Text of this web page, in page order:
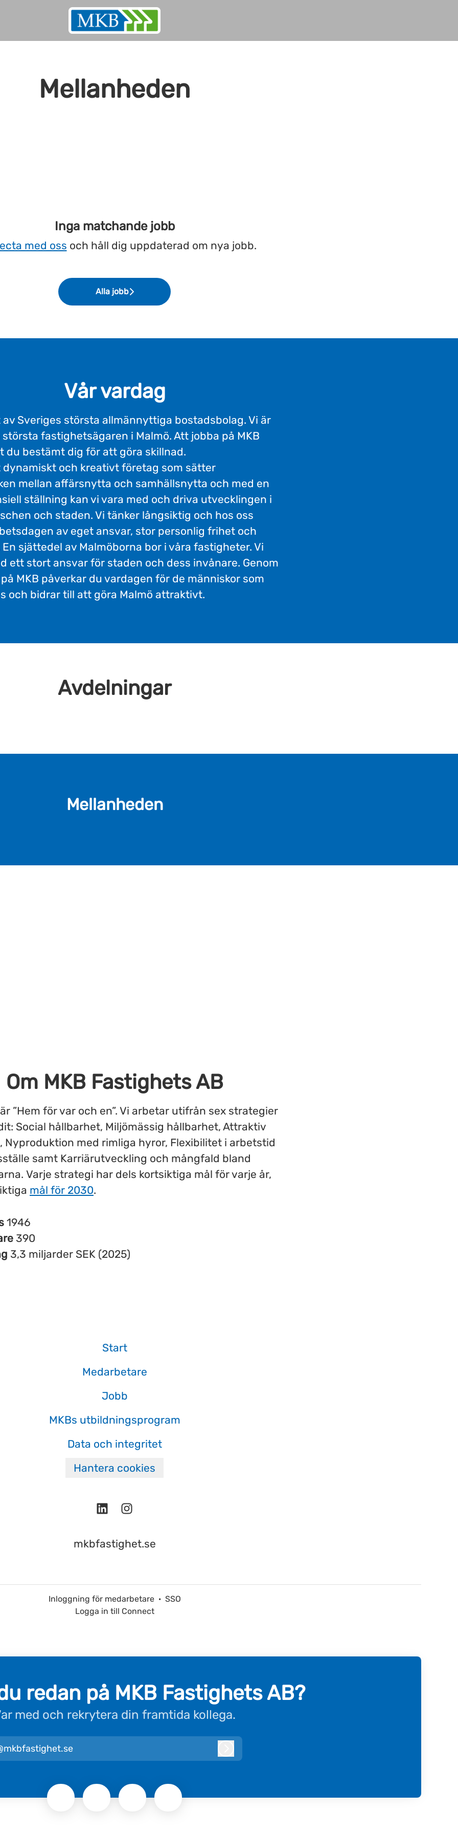
Mellanheden
Inga matchande jobb
med oss och håll dig uppdaterad om nya jobb.
Alla jobb
Vår vardag
av Sveriges största allmännyttiga bostadsbolag. Vi är
fastighetsägaren i Malmö. Att jobba på MKB
du bestämt dig för att göra skillnad.
dynamiskt och kreativt företag som sätter
mellan affärsnytta och samhällsnytta och med en
ställning kan vi vara med och driva utvecklingen i
och staden. Vi tänker långsiktig och hos oss
av eget ansvar, stor personlig frihet och
sjättedel av Malmöborna bor i våra fastigheter. Vi
ett stort ansvar för staden och dess invånare. Genom
MKB påverkar du vardagen för de människor som
och bidrar till att göra Malmö attraktivt.
Avdelningar
Mellanheden
Om MKB Fastighets AB
”Hem för var och en”. Vi arbetar utifrån sex strategier
Social hållbarhet, Miljömässig hållbarhet, Attraktiv
Nyproduktion med rimliga hyror, Flexibilitet i arbetstid
samt Karriärutveckling och mångfald bland
Varje strategi har dels kortsiktiga mål för varje år,
mål för 2030.
1946
390
3,3 miljarder SEK (2025)
Start
Medarbetare
Jobb
MKBs utbildningsprogram
Data och integritet
Hantera cookies
mkbfastighet.se
Inloggning för medarbetare · SSO
Logga in till Connect
redan på MKB Fastighets AB?
med och rekrytera din framtida kollega.